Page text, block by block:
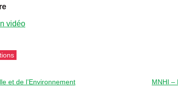
vidéo
et de l’Environnement
MNHI –